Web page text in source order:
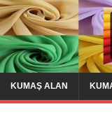
KUMAŞ ALAN